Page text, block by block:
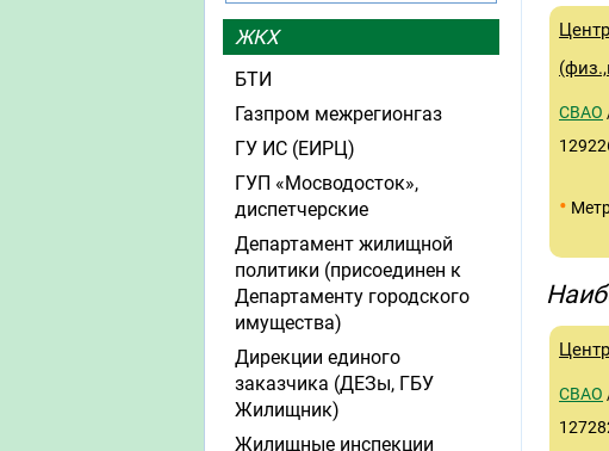
СВАО
•
СВАО
ЖКХ
БТИ
Газпром межрегионгаз
ГУ ИС (ЕИРЦ)
ГУП «Мосводосток»,
диспетчерские
Департамент жилищной
политики (присоединен к
Департаменту городского
имущества)
Дирекции единого
заказчика (ДЕЗы, ГБУ
Жилищник)
Жилищные инспекции